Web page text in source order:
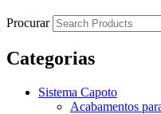
Procurar
Categorias
Sistema Capoto
Acabamentos